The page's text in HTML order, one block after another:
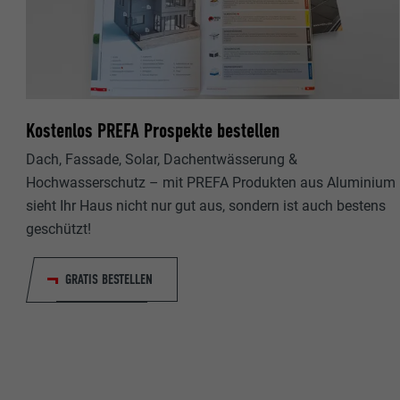
Kostenlos PREFA Prospekte bestellen
Dach, Fassade, Solar, Dachentwässerung &
Hochwasserschutz – mit PREFA Produkten aus Aluminium
sieht Ihr Haus nicht nur gut aus, sondern ist auch bestens
geschützt!
GRATIS BESTELLEN
Name
Name
Name